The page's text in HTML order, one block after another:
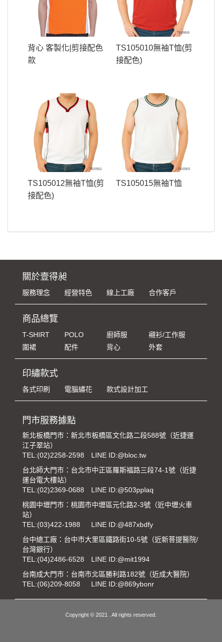
背心 客製化|剪接配色
款
TS105010無袖T恤(剪
接配色)
TS105012無袖T恤(剪
接配色)
TS105015無袖T恤
關於壹得昶
服務理念 經營特色 線上工廠 合作客戶
商品總覽
T-SHIRT POLO 廚師服
襯衫/工作服
圍裙
配件 背心 外套
印繡款式
各式印刷 電腦繡花 款式設計加工
門市服務據點
新北板橋門市：新北市板橋區文化路二段588號（近捷運
江子翠站）
TEL:(02)2258-2598
LINE ID:@bloc.tw
台北師大門市：台北市中正區羅斯福路三段74-1號（近捷
運台電大樓站）
TEL:(02)2369-0688
LINE ID:@503pplaq
桃園中壢門市：桃園市中壢區元化路2-3號（近中壢火車
站）
TEL:(03)422-1988
LINE ID:@487xbdfy
台中總工廠：台中市大里區鐵路街10-5號（近新菩提醫院/
台灣銀行）
TEL:(04)2486-6528
LINE ID:@mit1994
台南成大門市：台南市北區勝利路182號（近成大醫院）
TEL:(06)209-8058 LINE ID:@869ybonr
Copyright © 2021 . All rights reserved.